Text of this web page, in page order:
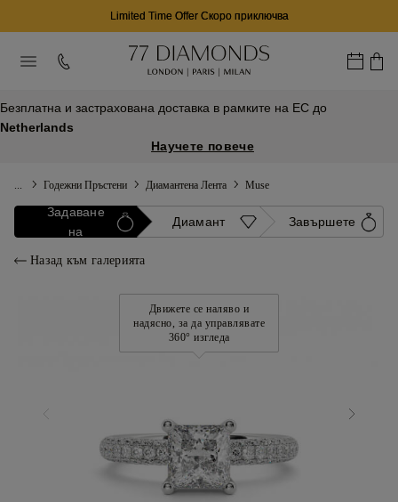
Limited Time Offer Скоро приключва
Безплатна и застрахована доставка в рамките на ЕС до
Netherlands
Научете повече
Годежни Пръстени Диамантена Лента Muse
Задаване
на
Диамант Завършете
Назад към галерията
Движете се наляво и
надясно, за да управлявате
360° изгледа